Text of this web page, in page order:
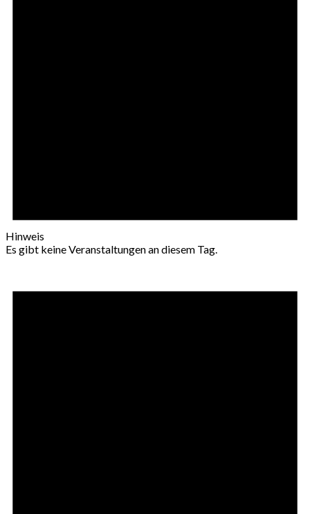
Hinweis
Es gibt keine Veranstaltungen an diesem Tag.